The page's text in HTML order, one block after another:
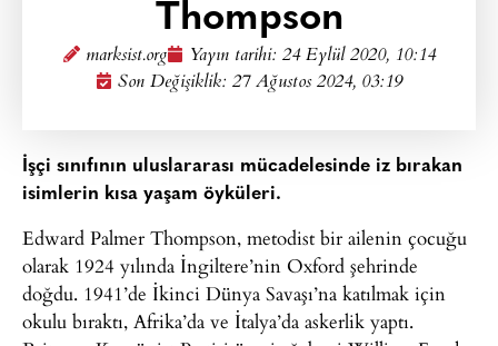
Thompson
marksist.org Yayın tarihi: 24 Eylül 2020, 10:14
Son Değişiklik: 27 Ağustos 2024, 03:19
İşçi sınıfının uluslararası mücadelesinde iz bırakan
isimlerin kısa yaşam öyküleri.
Edward Palmer Thompson, metodist bir ailenin çocuğu
olarak 1924 yılında İngiltere’nin Oxford şehrinde
doğdu. 1941’de İkinci Dünya Savaşı’na katılmak için
okulu bıraktı, Afrika’da ve İtalya’da askerlik yaptı.